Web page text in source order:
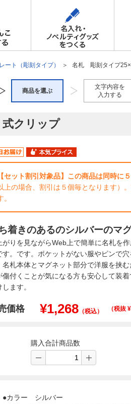
ート（彫刻タイプ） 名札 彫刻タイプ
商品を選ぶ
文字内容を
入力する
クリップ
【セット割引対象品】この商品は同時に
上の場合、割引は５個毎となります）
。
着きのあるのシルバーのマ
がりを見ながらWeb上で簡単に名札を
す。です。ポケットがない服やピンで
名札本体とマグネット部分で洋服を挟
傷付くことが気になる方も安心して装
します。
価格 ¥1,268 （税込） （税抜 ¥
購入合計商品数
●カラー シルバー